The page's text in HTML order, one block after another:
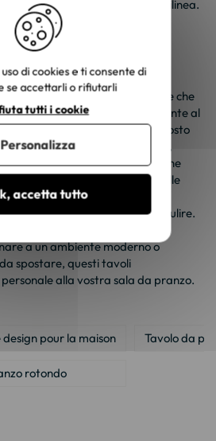
da mobili di forma rettilinea.
di scelte
questo formato di tavolo è
di stili. È quindi improbabile che
mobile che si adatti perfettamente al
esso sia! In uno stile piuttosto
tavoli dalle forme dritte e corte,
realizzati in legno, esistono anche
in acciaio. Poco attento alle
concentra sul comfort e
sono facili da spostare e da pulire.
più elaborati, ad esempio con
a un ambiente moderno o
spostare, questi tavoli
alla vostra sala da pranzo.
pour la maison
Tavolo da
rotondo
di cookies e ti consente di
se accettarli o rifiutarli
accetta tutto
tutti i cookie
Personalizza